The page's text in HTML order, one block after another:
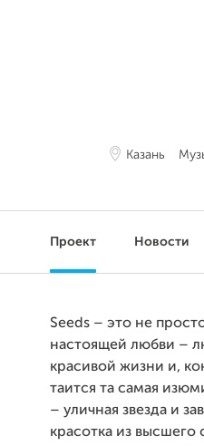
Казань
Проект Новости
Seeds – это не
настоящей любви –
красивой жизни и,
таится та самая
– уличная звезда и
красотка из